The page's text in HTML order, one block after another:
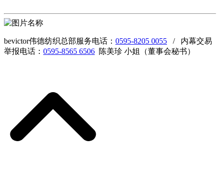
bevictor伟德纺织总部服务电话： 0595-8205 0055 / 内幕交易
举报电话： 0595-8565 6506 陈美珍 小姐（董事会秘书）